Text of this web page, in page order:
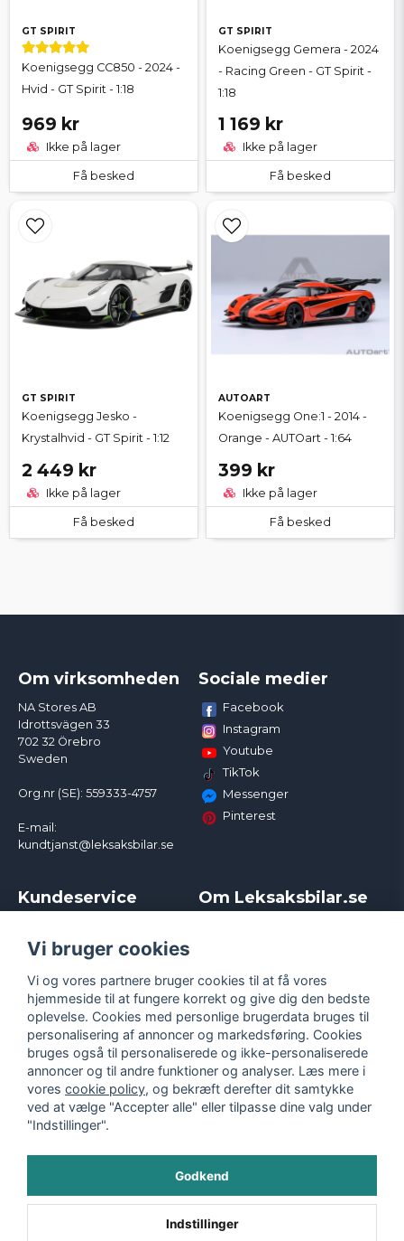
GT SPIRIT
Koenigsegg CC850 - 2024 -
Hvid - GT Spirit - 1:18
969 kr
Ikke på lager
Få besked
GT SPIRIT
Koenigsegg Gemera - 2024
- Racing Green - GT Spirit -
1:18
1 169 kr
Ikke på lager
Få besked
GT SPIRIT
Koenigsegg Jesko -
Krystalhvid - GT Spirit - 1:12
2 449 kr
Ikke på lager
Få besked
AUTOART
Koenigsegg One:1 - 2014 -
Orange - AUTOart - 1:64
399 kr
Ikke på lager
Få besked
Om virksomheden
NA Stores AB
Idrottsvägen 33
702 32 Örebro
Sweden
Org.nr (SE): 559333-4757
E-mail:
kundtjanst@leksaksbilar.se
Sociale medier
Facebook
Instagram
Youtube
TikTok
Messenger
Pinterest
Kundeservice
Kampagner og rabatter
Reklamation
Policy chase cars
Returnera
Logga in
Om Leksaksbilar.se
Handelsbetingelser
Persondatapolitik
Cookies
Vi bruger cookies
Vi og vores partnere bruger cookies til at få vores
hjemmeside til at fungere korrekt og give dig den bedste
oplevelse. Cookies med personlige brugerdata bruges til
personalisering af annoncer og markedsføring. Cookies
bruges også til personaliserede og ikke-personaliserede
annoncer og til andre funktioner og analyser. Læs mere i
vores cookie policy, og bekræft derefter dit samtykke
ved at vælge "Accepter alle" eller tilpasse dine valg under
"Indstillinger".
Godkend
Indstillinger